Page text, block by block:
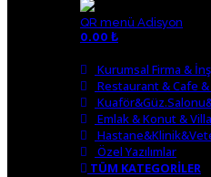
QR menü Adisyon
0.00 ₺
Kurumsal Firma &
Restaurant & Cafe
Emlak & Konut & Villa
Özel Yazılımlar
TÜM KATEGORİLER